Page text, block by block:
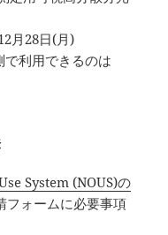
月28日(月)
利用できるのは
System (NOUS)の
フォームに必要事項